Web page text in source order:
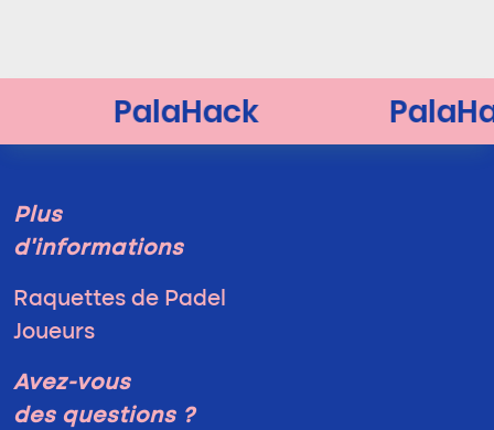
Plus
d'informations
Raquettes de Padel
Joueurs
Avez-vous
des questions ?